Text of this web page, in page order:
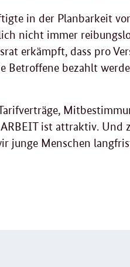
in der Planbarkeit
nicht immer
erkämpft, dass pro
Betroffene bezahlt
ist attraktiv. Und
junge Menschen